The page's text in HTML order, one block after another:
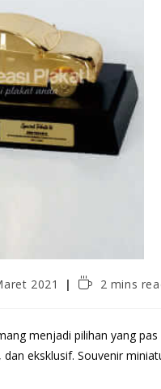
2021 2 mins
menjadi pilihan yang
eksklusif. Souvenir